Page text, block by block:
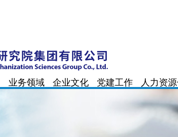
业务领域 企业文化 党建工作 人力资源